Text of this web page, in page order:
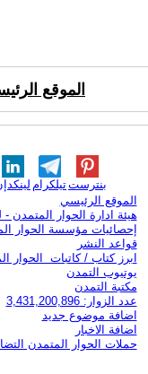
الموقع
تيلكرامبنترست
الموقع الرئيسي
هيئة ادارة الحوار المتمدن -
إحصائيات مؤسسة الحوار
قواعد النشر
ابرز كتاب / كاتبات الحوار
يوتيوب التمدن
مكتبة التمدن
عدد الزوار: 3,431,200,896
اضافة موضوع جديد
اضافة الاخبار
حملات الحوار المتمدن